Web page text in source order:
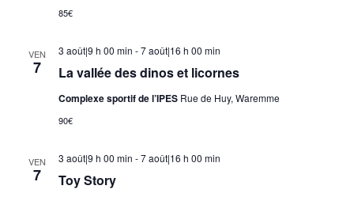
85€
VEN
7 La vallée des dinos et licornes
3 août|9 h 00 min -7 août|16 h 00 min
Complexe sportif de l’IPES Rue de Huy, Waremme
90€
VEN
7 Toy Story
3 août|9 h 00 min -7 août|16 h 00 min